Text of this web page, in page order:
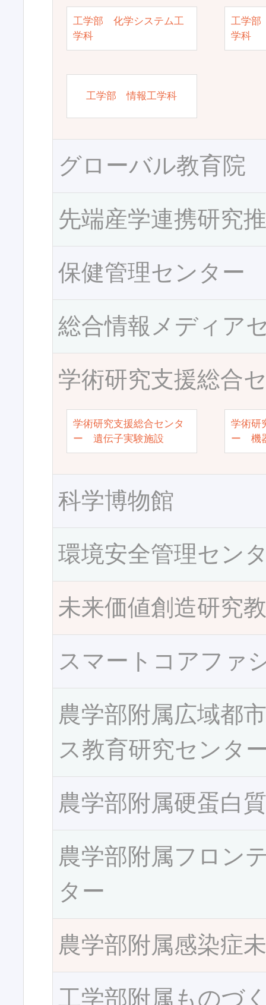
工学部 化学システム工
学科
工学部
学科
工学部 情報工学科
グローバル教育院
先端産学連携研究
保健管理センター
総合情報メディア
学術研究支援総合
学術研究支援総合センタ
ー 遺伝子実験施設
学術研
ー 機
科学博物館
環境安全管理セン
未来価値創造研究
スマートコアファ
農学部附属広域都
ス教育研究センタ
農学部附属硬蛋白
農学部附属フロン
ター
農学部附属感染症
工学部附属ものづ